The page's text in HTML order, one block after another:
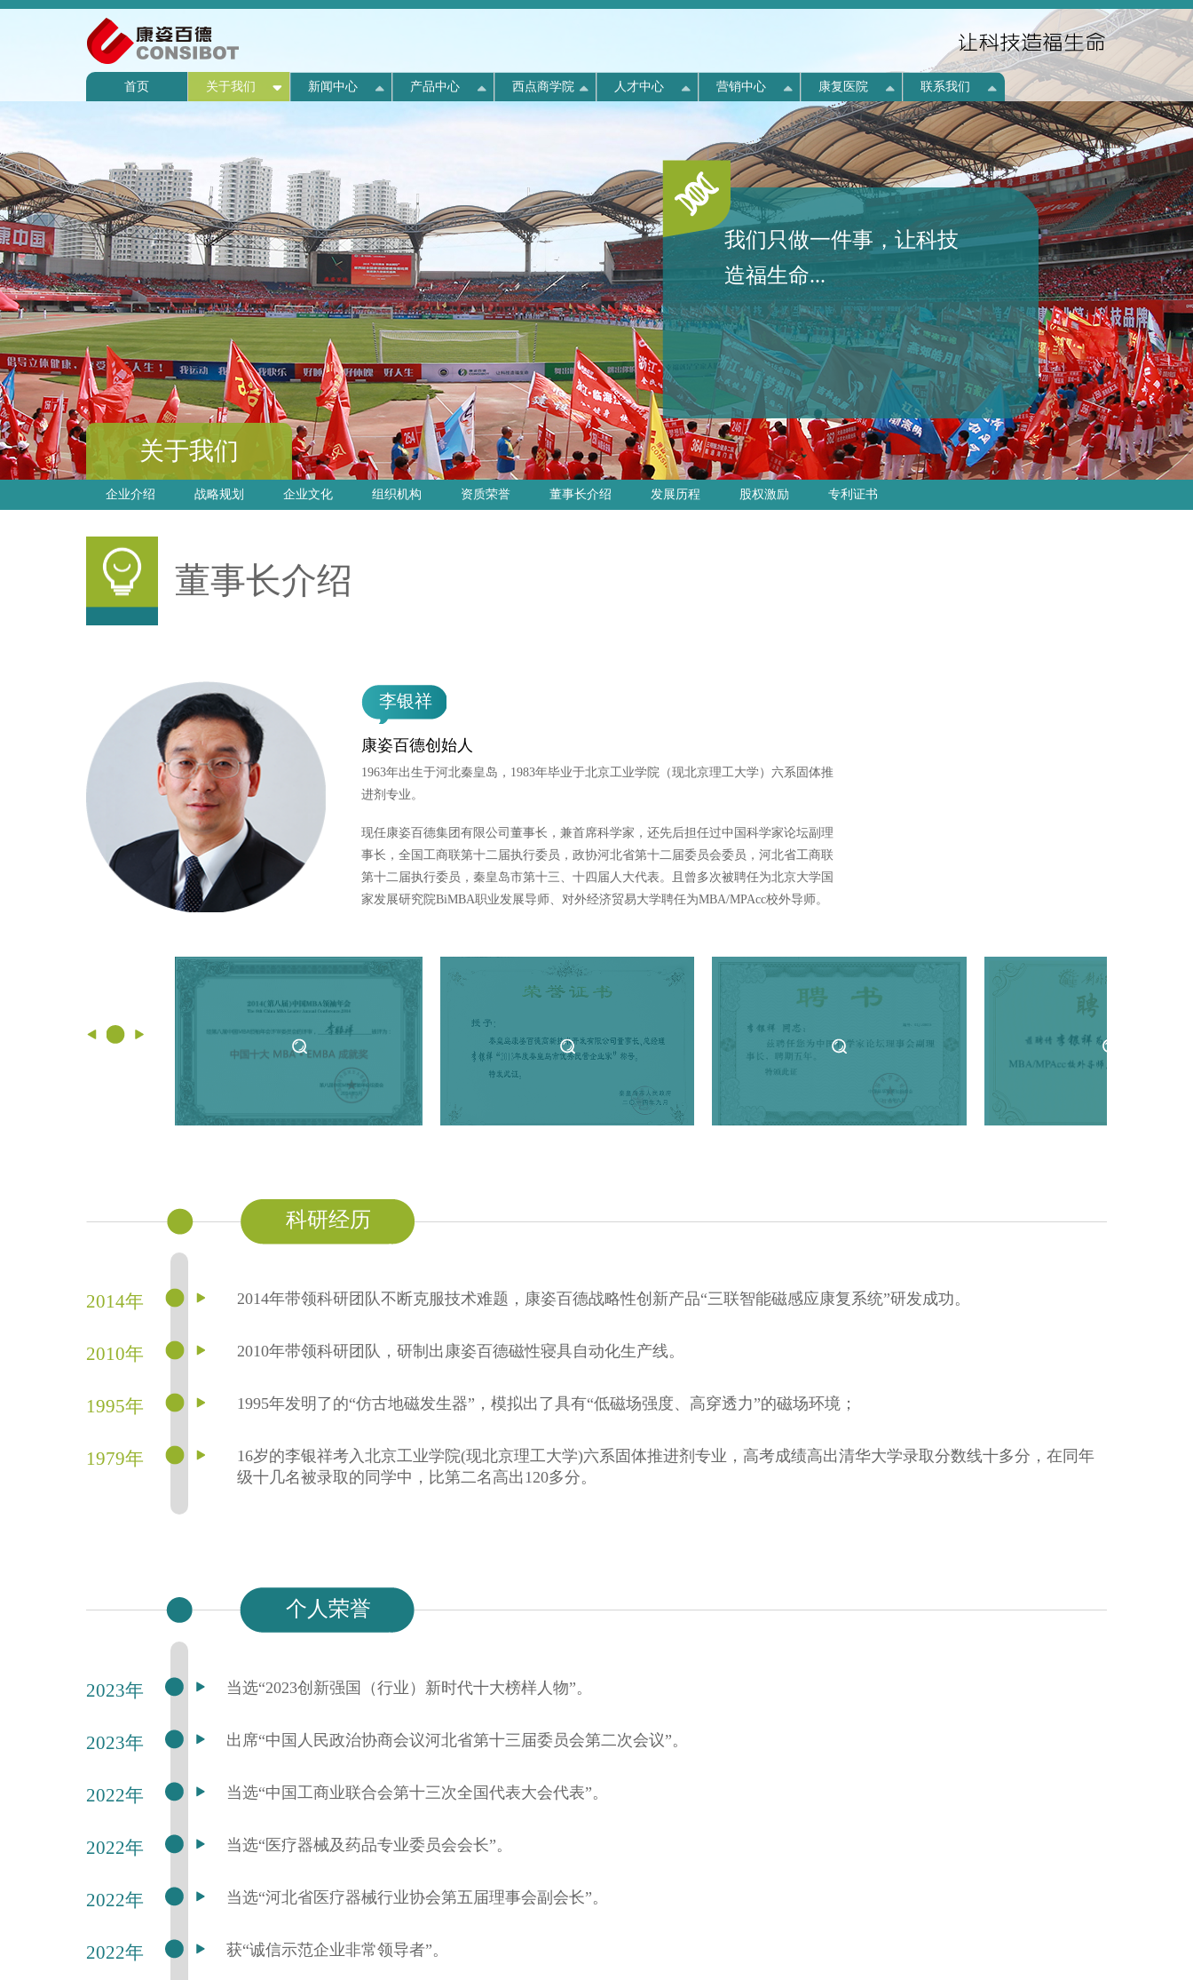
首页 关于我们
关于我们
企业文化 组织机构
资质荣誉 董事长介绍
发展历程 专利证书
康姿百德专注于对生命健康的永恒需求，以创新的
技术为核心，以卓越人才培养为后盾，致力于让人
们拥有舒适睡眠环境。
新闻中心
新闻中心
公益活动 媒体报道
视频中心
“创造良好营商环境 保护消费者合法
《中国消费者报》对此次座谈会进行了专题报道。
康姿百德集团董事长李银祥作为优秀企业代表，受
邀出席本次座谈会，并就“三个月无理由退货推行
四年来取得的成果”进行了交流和分享。
产品中心
产品中心
产品验证 产品价格
康姿百德定义科学补磁载体。让人体舒适安眠，本
该如“磁”。打造1/3生命时间全贴合家居磁能空间；
西点商学院
西点商学院
名师指路 图说西点
美国“西点军校”培养出了大量世界500强企业的高
管,甚至CEO。康姿百德公司把企业商学院定名
为“康姿百德西点商学院”，就是立意于把“西点军
校”培养领导者的理念精髓渗入到商学院的教学
中，像培养战士那样培养企业管理者。
人才中心
人才中心
人才发展 团队风采
人才招聘 HR宣言
招聘信息
营销中心
营销中心
售后服务
7月6日上午8时许，康姿百德2015年市场营销管理
专题研修会在南戴河阳光国际会议中心会议厅三楼
康复医院
康复医院
历史回顾 联系我们
联系我们
联系我们
公司分布于安徽、北京、福建、广东、贵州 河
北、河南、黑龙江、湖南、吉林、江苏、江西、辽
宁、内蒙 、山东、山西、陕西、上海、四川、天
津、新疆、浙江等各省市。
我们只做一件事，让科技
造福生命...
关于我们
企业介绍 战略规划 企业文化 组织机构 资质荣誉 董事长介绍 发展历程 股权激励 专利证书
董事长介绍
李银祥
康姿百德创始人
1963年出生于河北秦皇岛，1983年毕业于北京工业学院（现北京理工大学）六系固体推
进剂专业。
现任康姿百德集团有限公司董事长，兼首席科学家，还先后担任过中国科学家论坛副理
事长，全国工商联第十二届执行委员，政协河北省第十二届委员会委员，河北省工商联
第十二届执行委员，秦皇岛市第十三、十四届人大代表。且曾多次被聘任为北京大学国
家发展研究院BiMBA职业发展导师、对外经济贸易大学聘任为MBA/MPAcc校外导师。
科研经历
2014年 2014年带领科研团队不断克服技术难题，康姿百德战略性创新产品“三联智能磁感应康复系统”研发成功。
2010年 2010年带领科研团队，研制出康姿百德磁性寝具自动化生产线。
1995年 1995年发明了的“仿古地磁发生器”，模拟出了具有“低磁场强度、高穿透力”的磁场环境；
1979年
16岁的李银祥考入北京工业学院(现北京理工大学)六系固体推进剂专业，高考成绩高出清华大学录取分数线十多分，在同年
级十几名被录取的同学中，比第二名高出120多分。
个人荣誉
2023年 当选“2023创新强国（行业）新时代十大榜样人物”。
2023年 出席“中国人民政治协商会议河北省第十三届委员会第二次会议”。
2022年 当选“中国工商业联合会第十三次全国代表大会代表”。
2022年 当选“医疗器械及药品专业委员会会长”。
2022年 当选“河北省医疗器械行业协会第五届理事会副会长”。
2022年 获“诚信示范企业非常领导者”。